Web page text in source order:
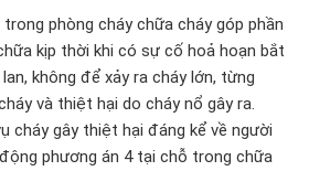
phòng cháy chữa cháy góp phần
kịp thời khi có sự cố hoả hoạn bắt
không để xảy ra cháy lớn, từng
và thiệt hại do cháy nổ gây ra.
cháy gây thiệt hại đáng kể về người
phương án 4 tại chỗ trong chữa